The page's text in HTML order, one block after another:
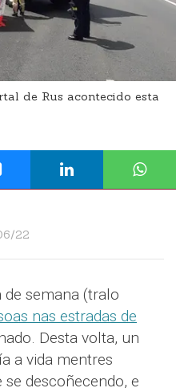
de Rus acontecido esta
22
semana (tralo
nas estradas de
Desta volta, un
a vida mentres
descoñecendo, e